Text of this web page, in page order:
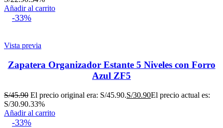
Añadir al carrito
-33%
Vista previa
Zapatera Organizador Estante 5 Niveles con Forro
Azul ZF5
S/45.90 El precio original era: S/45.90.S/30.90El precio actual es:
S/30.90.33%
Añadir al carrito
-33%